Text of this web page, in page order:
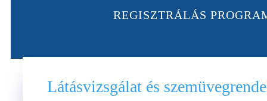
REGISZTRÁLÁS
Látásvizsgálat és